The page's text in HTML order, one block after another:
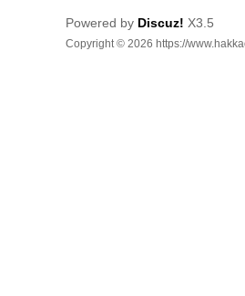
Powered by Discuz! X3.5
Copyright © 2026 https://